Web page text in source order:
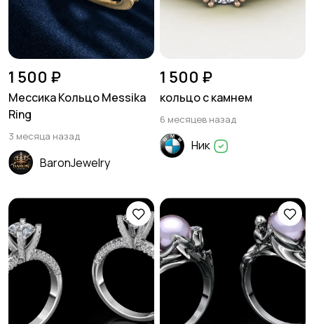
1 500 ₽
Мессика Кольцо Messika
Ring
3 месяца назад
BaronJewelry
1 500 ₽
кольцо с камнем
6 месяцев назад
Ник